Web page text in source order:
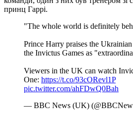
принц Гаррі.
"The whole world is definitely
Prince Harry praises the Ukrainian
the Invictus Games as
Viewers in the UK can watch
One: https://t.co/93cORevl1P
pic.twitter.com/ahFDwQ0Bah
— BBC News (UK)